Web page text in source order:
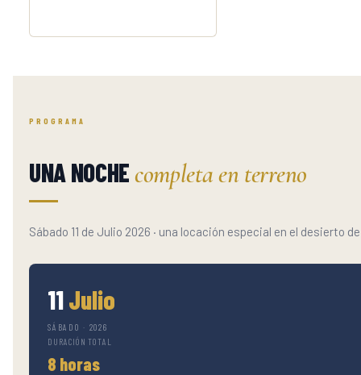
PROGRAMA
UNA NOCHEcompleta en terreno
Sábado 11 de Julio 2026 · una locación especial en el desierto
11Julio
SÁBADO · 2026
DURACIÓN TOTAL
8 horas